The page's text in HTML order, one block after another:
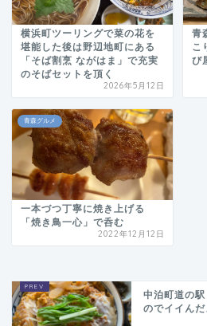
横浜町ツーリングで菜の花を
堪能した後は野辺地町にある
「そば割烹 ながはま」で充実
のそばセットを頂く
2026年5月12日
青
こ
び
青森グルメ
一本づつ丁寧に焼き上げる
「焼き鳥一心」で呑む
2022年12月12日
中泊町道の
のでイイん